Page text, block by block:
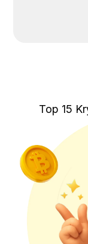
Top 15